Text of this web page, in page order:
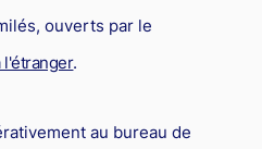
ouverts par le
l'étranger.
au bureau de